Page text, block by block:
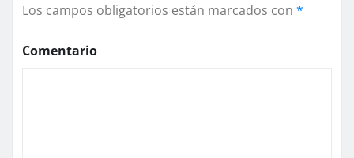
Los campos obligatorios están marcados con *
Comentario